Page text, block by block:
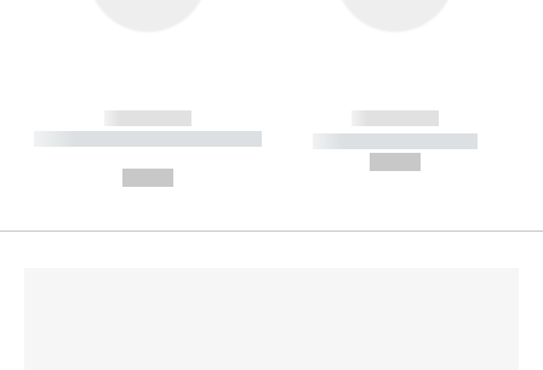
------------
----------- ----------- --------
------------
----------- -----------